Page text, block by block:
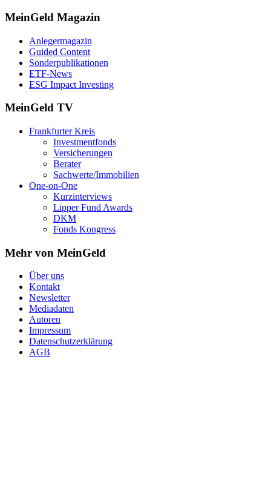
MeinGeld Magazin
Anlegermagazin
Guided Content
Sonderpublikationen
ETF-News
ESG Impact Investing
MeinGeld TV
Frankfurter Kreis
Investmentfonds
Versicherungen
Berater
Sachwerte/Immobilien
One-on-One
Kurzinterviews
Lipper Fund Awards
DKM
Fonds Kongress
Mehr von MeinGeld
Über uns
Kontakt
Newsletter
Mediadaten
Autoren
Impressum
Datenschutzerklärung
AGB